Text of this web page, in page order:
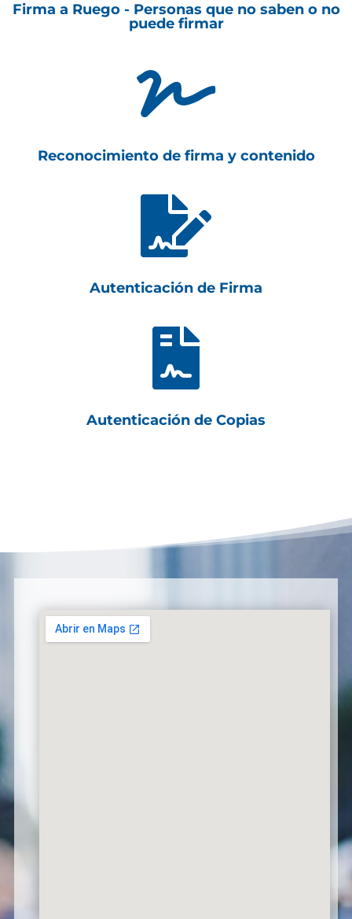
Firma a Ruego - Personas que no saben o no
puede firmar

Reconocimiento de firma y contenido

Autenticación de Firma

Autenticación de Copias